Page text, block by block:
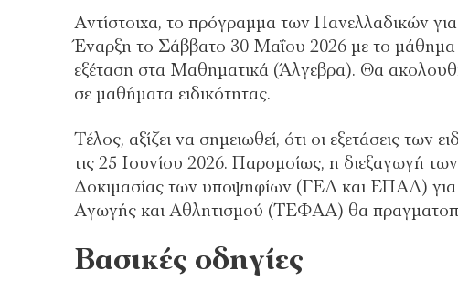
Αντίστοιχα, το πρόγραμμα των Πανελλαδικών
Έναρξη το Σάββατο 30 Μαΐου 2026 με το
εξέταση στα Μαθηματικά (Άλγεβρα). Θα
σε μαθήματα ειδικότητας.
Τέλος, αξίζει να σημειωθεί, ότι οι εξετάσεις
τις 25 Ιουνίου 2026. Παρομοίως, η διεξαγωγή
Δοκιμασίας των υποψηφίων (ΓΕΛ και ΕΠΑΛ)
Αγωγής και Αθλητισμού (ΤΕΦΑΑ) θα
Βασικές οδηγίες